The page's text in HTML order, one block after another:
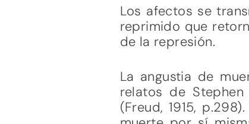
Los afectos se
reprimido que
de la represión.
La angustia de
relatos de
(Freud, 1915,